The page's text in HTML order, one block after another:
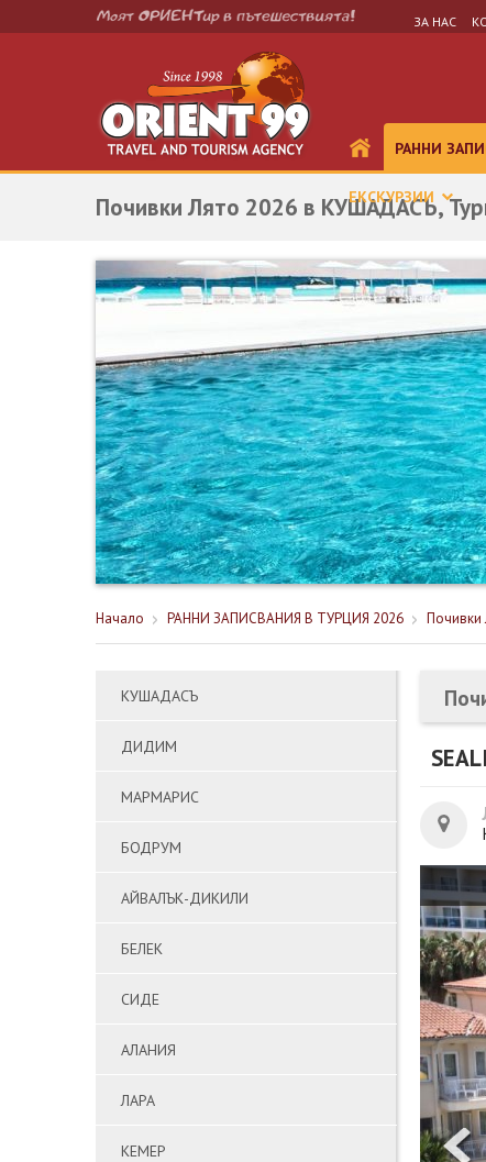
ЗА НАС
РАННИ
ЕКСКУРЗИИ
Почивки Лято 2026 в КУШАДАСЪ,
Начало РАННИ ЗАПИСВАНИЯ В ТУРЦИЯ 2026 Почивки
КУШАДАСЪ
ДИДИМ
МАРМАРИС
БОДРУМ
АЙВАЛЪК-ДИКИЛИ
БЕЛЕК
СИДЕ
АЛАНИЯ
ЛАРА
КЕМЕР